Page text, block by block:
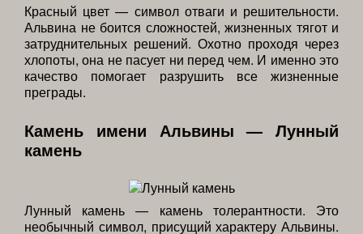
Красный цвет — символ отваги и решительности.
Альвина не боится сложностей, жизненных тягот и
затруднительных решений. Охотно проходя через
хлопоты, она не пасует ни перед чем. И именно это
качество помогает разрушить все жизненные
преграды.
Камень имени Альвины — Лунный
камень
Лунный камень — камень толерантности. Это
необычный символ, присущий характеру Альвины.